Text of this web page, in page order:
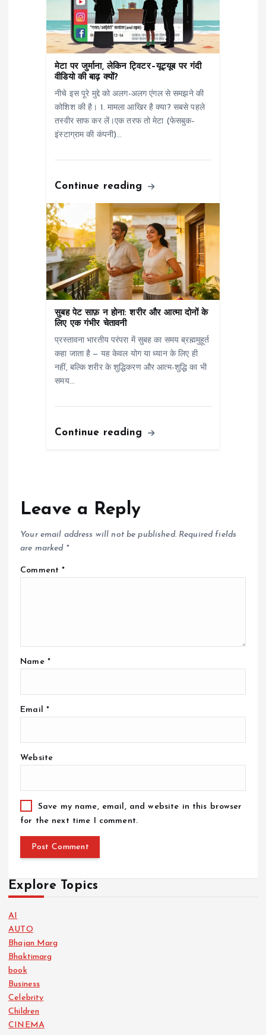
मेटा पर जुर्माना, लेकिन ट्विटर–यूट्यूब पर गंदी
वीडियो की बाढ़ क्यों?
नीचे इस पूरे मुद्दे को अलग-अलग एंगल से समझने की
कोशिश की है। 1. मामला आखिर है क्या? सबसे पहले
तस्वीर साफ कर लें।एक तरफ तो मेटा (फेसबुक–
इंस्टाग्राम की कंपनी)…
Continue reading
सुबह पेट साफ़ न होना: शरीर और आत्मा दोनों के
लिए एक गंभीर चेतावनी
प्रस्तावना भारतीय परंपरा में सुबह का समय ब्रह्ममुहूर्त
कहा जाता है — यह केवल योग या ध्यान के लिए ही
नहीं, बल्कि शरीर के शुद्धिकरण और आत्म-शुद्धि का भी
समय…
Continue reading
Leave a Reply
Your email address will not be published. Required fields
are marked *
Comment*
Name *
Email *
Website
Save my name, email, and website in this browser
for the next time I comment.
Explore Topics
AI
AUTO
Bhajan Marg
Bhaktimarg
book
Business
Celebrity
Children
CINEMA